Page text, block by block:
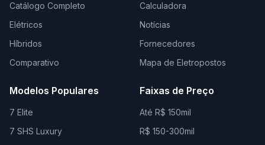
Catálogo Completo
Elétricos
Híbridos
Comparativo
Calculadora
Notícias
Fornecedores
Mapa de Eletropostos
Modelos Populares
7 Elite
7 SHS Luxury
Faixas de Preço
Até R$ 150mil
R$ 150-300mil